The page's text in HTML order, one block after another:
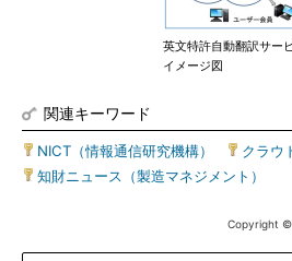
英文特許自動翻訳サー
イメージ図
関連キーワード
NICT（情報通信研究機構） クラウ
知財ニュース（製造マネジメント）
Copyright ©